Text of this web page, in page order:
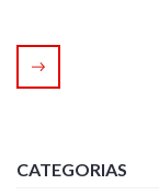
CATEGORIAS